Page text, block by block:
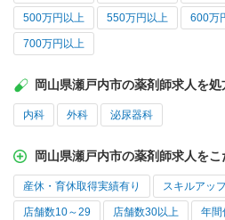
500万円以上 550万円以上 600万
700万円以上
岡山県瀬戸内市の薬剤師求人を
内科 外科 泌尿器科
岡山県瀬戸内市の薬剤師求人を
産休・育休取得実績有り スキルアッ
店舗数10～29 店舗数30以上 年間